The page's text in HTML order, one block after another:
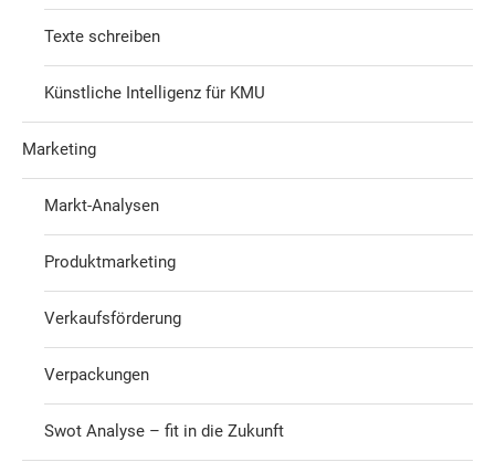
Texte schreiben
Künstliche Intelligenz für KMU
Marketing
Markt-Analysen
Produktmarketing
Verkaufsförderung
Verpackungen
Swot Analyse – fit in die Zukunft